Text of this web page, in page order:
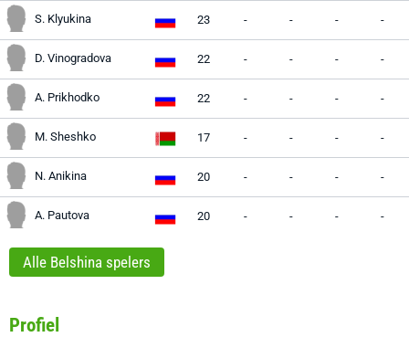
S. Klyukina 23 - - - -
D. Vinogradova 22 - - - -
A. Prikhodko 22 - - - -
M. Sheshko 17 - - - -
N. Anikina 20 - - - -
A. Pautova 20 - - - -
Alle Belshina spelers
Profiel